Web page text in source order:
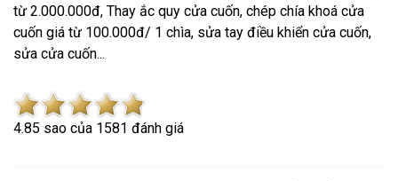
từ 2.000.000đ, Thay ắc quy cửa cuốn, chép chía khoá cửa
cuốn giá từ 100.000đ/ 1 chìa, sửa tay điều khiển cửa cuốn,
sửa cửa cuốn...
4.85 sao của 1581 đánh giá